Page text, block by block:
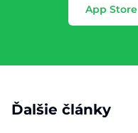
App Store
Ďalšie články